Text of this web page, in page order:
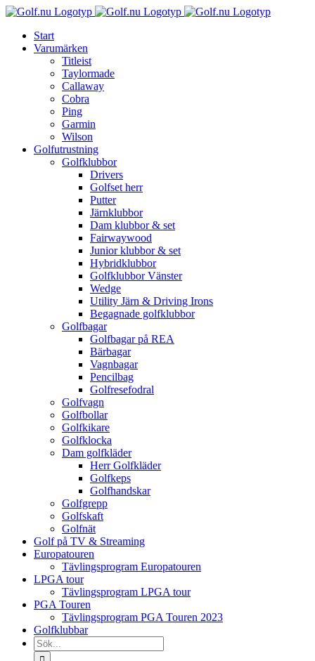
Fortsätt
innehållet
Start
Varumärken
Titleist
Taylormade
Callaway
Cobra
Ping
Garmin
Wilson
Golfutrustning
Golfklubbor
Drivers
Golfset herr
Putter
Järnklubbor
Dam klubbor & set
Fairwaywood
Junior klubbor & set
Hybridklubbor
Golfklubbor Vänster
Wedge
Utility Järn & Driving Irons
Begagnade golfklubbor
Golfbagar
Golfbagar på REA
Bärbagar
Vagnbagar
Pencilbag
Golfresefodral
Golfvagn
Golfbollar
Golfkikare
Golfklocka
Dam golfkläder
Herr Golfkläder
Golfkeps
Golfhandskar
Golfgrepp
Golfskaft
Golfnät
Golf på TV & Streaming
Europatouren
Tävlingsprogram Europatouren
LPGA tour
Tävlingsprogram LPGA tour
PGA Touren
Tävlingsprogram PGA Touren 2023
Golfklubbar
Sök
efter: